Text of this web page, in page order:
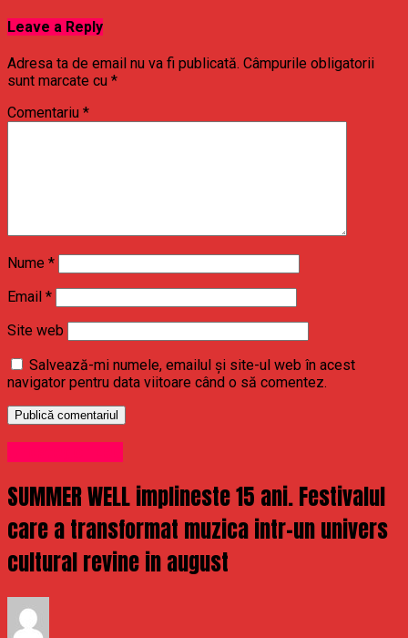
Leave a Reply
Adresa ta de email nu va fi publicată. Câmpurile obligatorii
sunt marcate cu *
Comentariu *
Nume *
Email *
Site web
Salvează-mi numele, emailul și site-ul web în acest
navigator pentru data viitoare când o să comentez.
SUMMER WELL implineste 15 ani. Festivalul
care a transformat muzica intr-un univers
cultural revine in august